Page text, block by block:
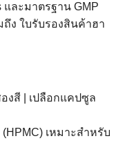
และมาตรฐาน GMP
ถึง ใบรับรองสินค้าฮา
งสี | เปลือกแคปซูล
เหมาะสำหรับ